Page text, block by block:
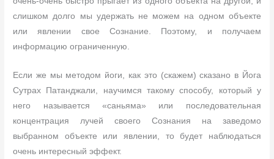
слишком долго мы удержать не можем на одном объекте
или явлении свое Сознание. Поэтому, и получаем
информацию ограниченную.
Если же мы методом йоги, как это (скажем) сказано в Йога
Сутрах Патанджали, научимся такому способу, который у
него называется «саньяма» или последовательная
концентрация лучей своего Сознания на заведомо
выбранном объекте или явлении, то будет наблюдаться
очень интересный эффект.